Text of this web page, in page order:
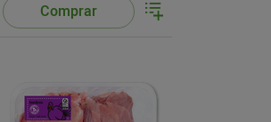
Comprar